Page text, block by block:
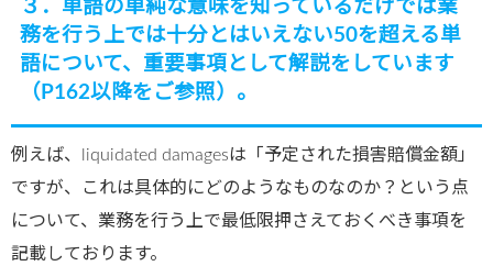
３．単語の単純な意味を知っているだけでは業
務を行う上では十分とはいえない50を超える単
語について、重要事項として解説をしています
（P162以降をご参照）。
例えば、liquidated damagesは「予定された損害賠償金額」
ですが、これは具体的にどのようなものなのか？という点
について、業務を行う上で最低限押さえておくべき事項を
記載しております。